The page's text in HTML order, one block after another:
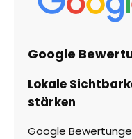
Google
Lokale
stärken
Google